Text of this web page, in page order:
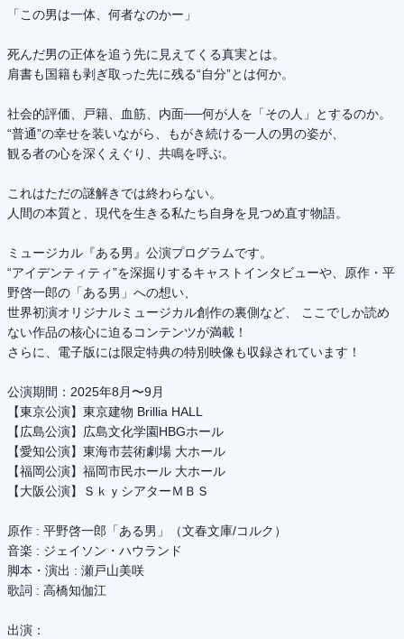
「この男は一体、何者なのかー」
死んだ男の正体を追う先に見えてくる真実とは。
肩書も国籍も剥ぎ取った先に残る“自分”とは何か。
社会的評価、戸籍、血筋、内面──何が人を「その人」とするのか。
“普通”の幸せを装いながら、もがき続ける一人の男の姿が、
観る者の心を深くえぐり、共鳴を呼ぶ。
これはただの謎解きでは終わらない。
人間の本質と、現代を生きる私たち自身を見つめ直す物語。
ミュージカル『ある男』公演プログラムです。
“アイデンティティ”を深掘りするキャストインタビューや、原作・平
野啓一郎の「ある男」への想い、
世界初演オリジナルミュージカル創作の裏側など、 ここでしか読め
ない作品の核心に迫るコンテンツが満載！
さらに、電子版には限定特典の特別映像も収録されています！
公演期間：2025年8月〜9月
【東京公演】東京建物 Brillia HALL
【広島公演】広島文化学園HBGホール
【愛知公演】東海市芸術劇場 大ホール
【福岡公演】福岡市民ホール 大ホール
【大阪公演】ＳｋｙシアターＭＢＳ
原作 : 平野啓一郎「ある男」（文春文庫/コルク）
音楽 : ジェイソン・ハウランド
脚本・演出 : 瀬戸山美咲
歌詞 : 高橋知伽江
出演：